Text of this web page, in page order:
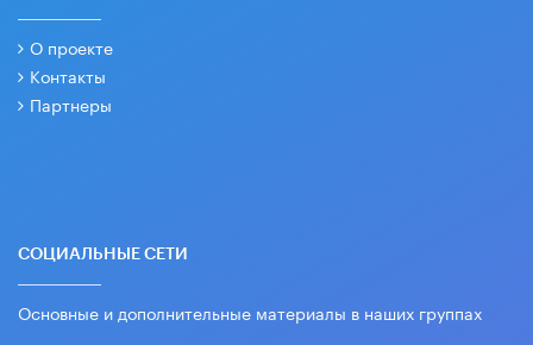
О проекте
Контакты
Партнеры
СОЦИАЛЬНЫЕ СЕТИ
Основные и дополнительные материалы в наших группах